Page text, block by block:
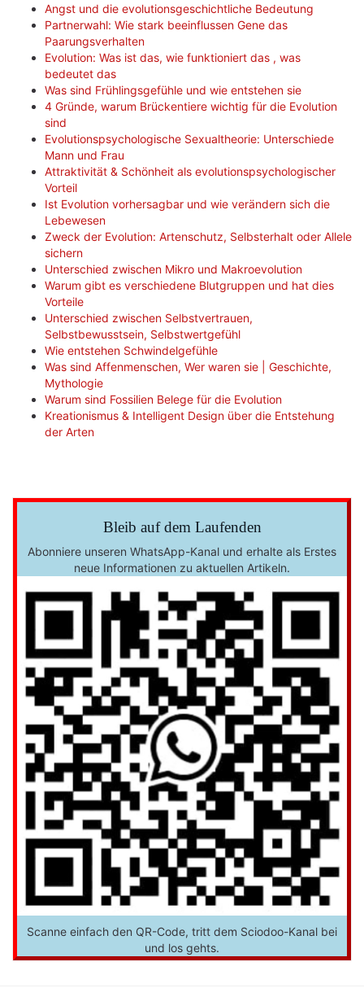
Angst und die evolutionsgeschichtliche Bedeutung
Partnerwahl: Wie stark beeinflussen Gene das
Paarungsverhalten
Evolution: Was ist das, wie funktioniert das , was
bedeutet das
Was sind Frühlingsgefühle und wie entstehen sie
4 Gründe, warum Brückentiere wichtig für die Evolution
sind
Evolutionspsychologische Sexualtheorie: Unterschiede
Mann und Frau
Attraktivität & Schönheit als evolutionspsychologischer
Vorteil
Ist Evolution vorhersagbar und wie verändern sich die
Lebewesen
Zweck der Evolution: Artenschutz, Selbsterhalt oder Allele
sichern
Unterschied zwischen Mikro und Makroevolution
Warum gibt es verschiedene Blutgruppen und hat dies
Vorteile
Unterschied zwischen Selbstvertrauen,
Selbstbewusstsein, Selbstwertgefühl
Wie entstehen Schwindelgefühle
Was sind Affenmenschen, Wer waren sie | Geschichte,
Mythologie
Warum sind Fossilien Belege für die Evolution
Kreationismus & Intelligent Design über die Entstehung
der Arten
Bleib auf dem Laufenden
Abonniere unseren WhatsApp-Kanal und erhalte als Erstes
neue Informationen zu aktuellen Artikeln.
Scanne einfach den QR-Code, tritt dem Sciodoo-Kanal bei
und los gehts.